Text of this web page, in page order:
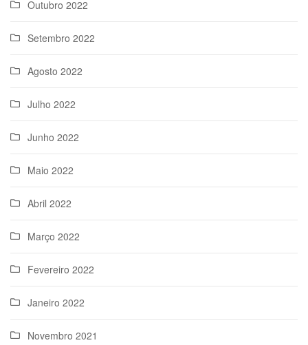
Outubro 2022
Setembro 2022
Agosto 2022
Julho 2022
Junho 2022
Maio 2022
Abril 2022
Março 2022
Fevereiro 2022
Janeiro 2022
Novembro 2021